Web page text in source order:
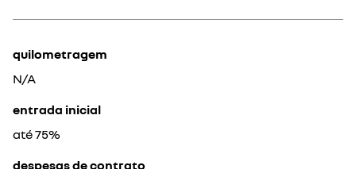
quilometragem
N/A
entrada inicial
até 75%
despesas de contrato